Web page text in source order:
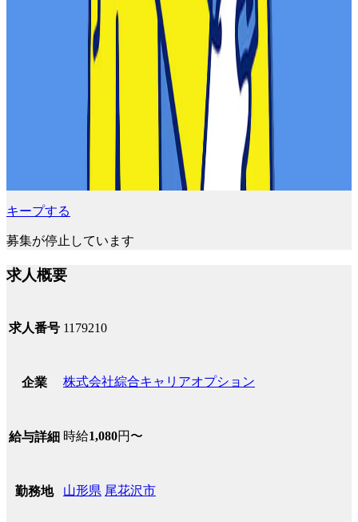
キープする
募集が停止しています
求人概要
求人番号 1179210
企業 株式会社綜合キャリアオプション
給与詳細 時給1,080円〜
勤務地 山形県 尾花沢市